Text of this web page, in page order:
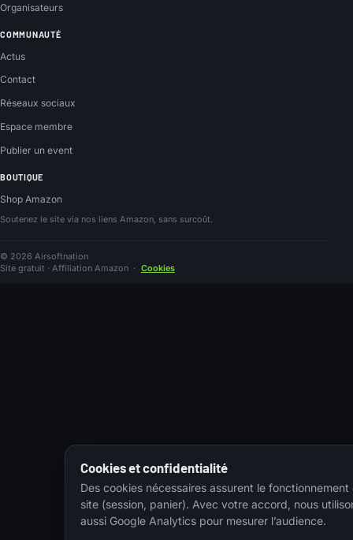
Organisateurs
COMMUNAUTÉ
Actus
Contact
Réseaux sociaux
Espace membre
Publier un event
BOUTIQUE
Shop Amazon
Soutenez le site via nos liens Amazon, sans surcoût.
© 2026 Airsoftnation
Site gratuit · Affiliation Amazon · Cookies
Cookies et confidentialité
Des cookies nécessaires assurent le fonctionnement
site (session, panier). Avec votre accord, nous
aussi Google Analytics pour mesurer l’audience.